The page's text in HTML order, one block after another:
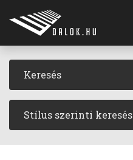
Stílus szerinti keresés